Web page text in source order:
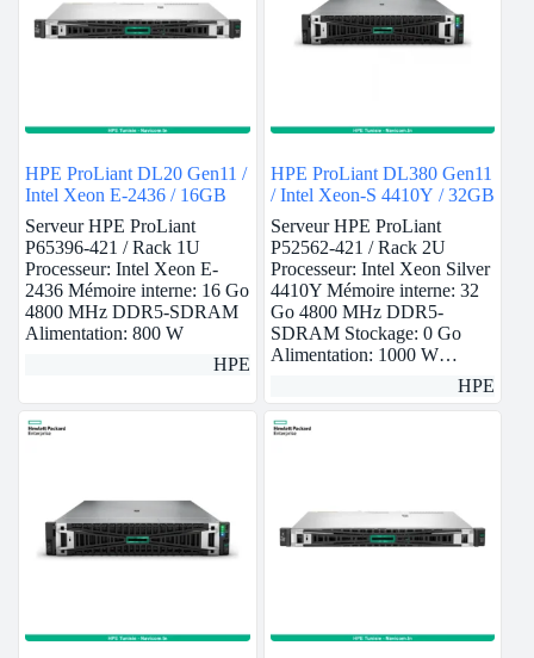
HPE ProLiant DL20 Gen11 /
Intel Xeon E-2436 / 16GB
Serveur HPE ProLiant
P65396-421 / Rack 1U
Processeur: Intel Xeon E-
2436 Mémoire interne: 16 Go
4800 MHz DDR5-SDRAM
Alimentation: 800 W
HPE
HPE ProLiant DL380 Gen11
/ Intel Xeon-S 4410Y / 32GB
Serveur HPE ProLiant
P52562-421 / Rack 2U
Processeur: Intel Xeon Silver
4410Y Mémoire interne: 32
Go 4800 MHz DDR5-
SDRAM Stockage: 0 Go
Alimentation: 1000 W…
HPE